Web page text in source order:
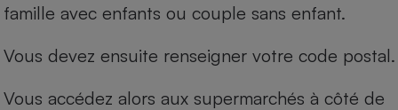
famille avec enfants ou couple sans enfant.
Vous devez ensuite renseigner votre code postal.
Vous accédez alors aux supermarchés à côté de